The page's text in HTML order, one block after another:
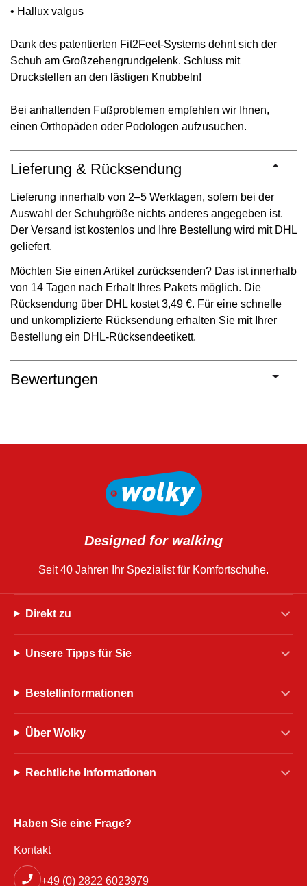
• Hallux valgus
Dank des patentierten Fit2Feet-Systems dehnt sich der
Schuh am Großzehengrundgelenk. Schluss mit
Druckstellen an den lästigen Knubbeln!
Bei anhaltenden Fußproblemen empfehlen wir Ihnen,
einen Orthopäden oder Podologen aufzusuchen.
Lieferung & Rücksendung
Lieferung innerhalb von 2–5 Werktagen, sofern bei der
Auswahl der Schuhgröße nichts anderes angegeben ist.
Der Versand ist kostenlos und Ihre Bestellung wird mit DHL
geliefert.
Möchten Sie einen Artikel zurücksenden? Das ist innerhalb
von 14 Tagen nach Erhalt Ihres Pakets möglich. Die
Rücksendung über DHL kostet 3,49 €. Für eine schnelle
und unkomplizierte Rücksendung erhalten Sie mit Ihrer
Bestellung ein DHL-Rücksendeetikett.
Bewertungen
Designed for walking
Seit 40 Jahren Ihr Spezialist für Komfortschuhe.
Direkt zu
Unsere Tipps für Sie
Bestellinformationen
Über Wolky
Rechtliche Informationen
Haben Sie eine Frage?
Kontakt
+49 (0) 2822 6023979